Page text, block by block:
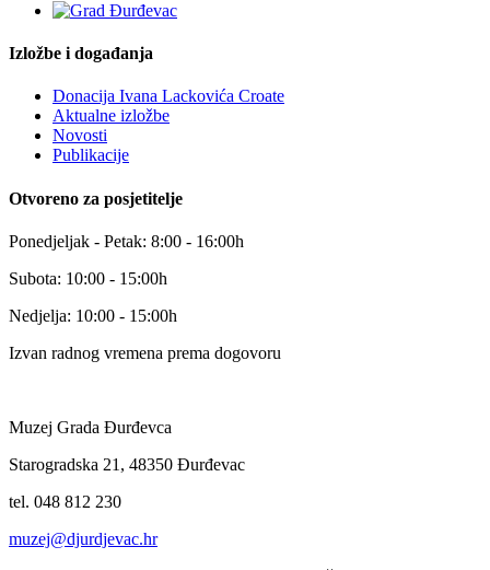
Izložbe i događanja
Donacija Ivana Lackovića Croate
Aktualne izložbe
Novosti
Publikacije
Otvoreno za posjetitelje
Ponedjeljak - Petak: 8:00 - 16:00h
Subota: 10:00 - 15:00h
Nedjelja: 10:00 - 15:00h
Izvan radnog vremena prema dogovoru
Muzej Grada Đurđevca
Starogradska 21, 48350 Đurđevac
tel. 048 812 230
muzej@djurdjevac.hr